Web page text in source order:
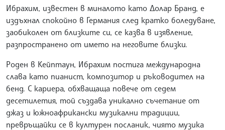
Ибрахим, известен в миналото като Долар Бранд, е
издъхнал спокойно в Германия след кратко боледуване,
заобиколен от близките си, се казва в изявление,
разпространено от името на неговите близки.
Роден в Кейптаун, Ибрахим постига международна
слава като пианист, композитор и ръководител на
бенд. С кариера, обхващаща повече от седем
десетилетия, той създава уникално съчетание от
джаз и южноафрикански музикални традиции,
превръщайки се в културен посланик, чиято музика